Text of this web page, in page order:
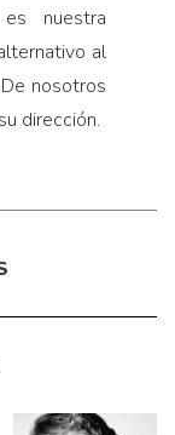
nuestra
al
nosotros
dirección.